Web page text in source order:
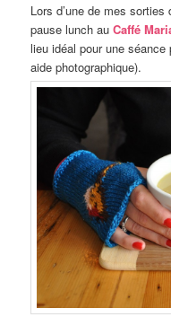
Lors d’une de mes
pause lunch auCaffé
lieu idéal pour une
aide photographique).